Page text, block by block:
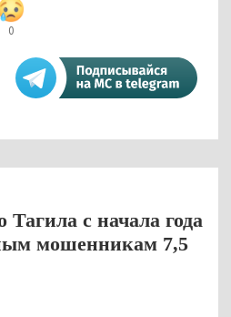
0
с начала года
мошенникам 7,5